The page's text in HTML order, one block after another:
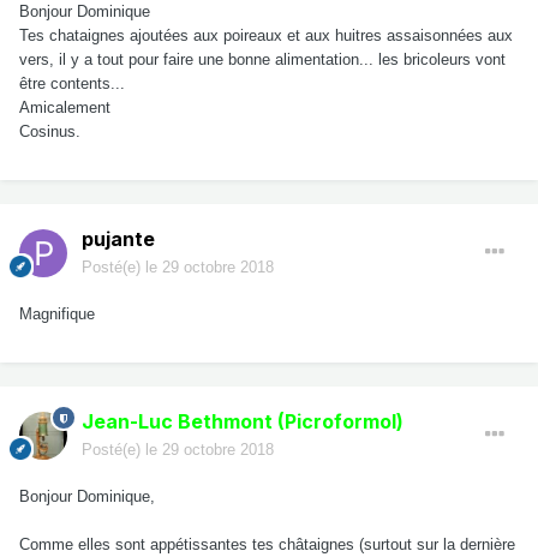
Bonjour Dominique
Tes chataignes ajoutées aux poireaux et aux huitres assaisonnées aux
vers, il y a tout pour faire une bonne alimentation... les bricoleurs vont
être contents...
Amicalement
Cosinus.
pujante
Posté(e) le 29 octobre 2018
Magnifique
Jean-Luc Bethmont (Picroformol)
Posté(e) le 29 octobre 2018
Bonjour Dominique,
Comme elles sont appétissantes tes châtaignes (surtout sur la dernière